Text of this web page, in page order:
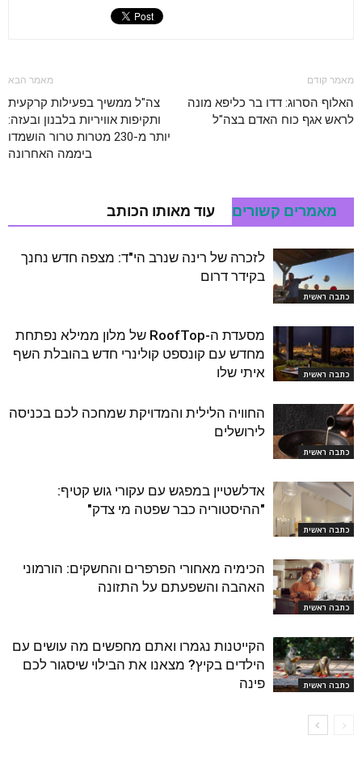
מאמר קודם
האלוף הסרוג: דדו בר כליפא מונה
לראש אגף כוח האדם בצה"ל
מאמר הבא
צה"ל ממשיך בפעילות קרקעית
ותקיפות אוויריות בלבנון ובעזה:
יותר מ-230 מטרות טרור הושמדו
ביממה האחרונה
מאמרים קשורים עוד מאותו הכותב
כתבה ראשית
לזכרה של רינה שנרב הי"ד: מצפה חדש נחנך
בקידר דרום
כתבה ראשית
מסעדת ה-RoofTop של מלון ממילא נפתחת
מחדש עם קונספט קולינרי חדש בהובלת השף
איתי שלו
כתבה ראשית
החוויה הלילית והמדויקת שמחכה לכם בכניסה
לירושלים
כתבה ראשית
אדלשטיין במפגש עם עקורי גוש קטיף:
"ההיסטוריה כבר שפטה מי צדק"
כתבה ראשית
הכימיה מאחורי הפרפרים והחשקים: הורמוני
האהבה והשפעתם על התזונה
כתבה ראשית
הקייטנות נגמרו ואתם מחפשים מה עושים עם
הילדים בקיץ? מצאנו את הבילוי שיסגור לכם
פינה